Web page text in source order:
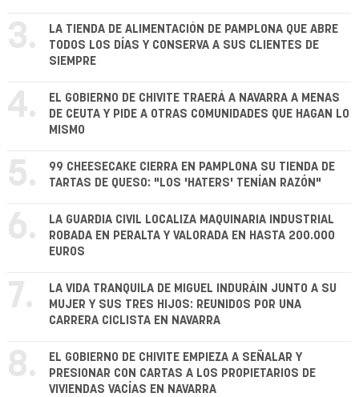
3.
LA TIENDA DE ALIMENTACIÓN DE PAMPLONA QUE ABRE
TODOS LOS DÍAS Y CONSERVA A SUS CLIENTES DE
SIEMPRE
4.
EL GOBIERNO DE CHIVITE TRAERÁ A NAVARRA A MENAS
DE CEUTA Y PIDE A OTRAS COMUNIDADES QUE HAGAN LO
MISMO
5.
99 CHEESECAKE CIERRA EN PAMPLONA SU TIENDA DE
TARTAS DE QUESO: "LOS 'HATERS' TENÍAN RAZÓN"
6.
LA GUARDIA CIVIL LOCALIZA MAQUINARIA INDUSTRIAL
ROBADA EN PERALTA Y VALORADA EN HASTA 200.000
EUROS
7.
LA VIDA TRANQUILA DE MIGUEL INDURÁIN JUNTO A SU
MUJER Y SUS TRES HIJOS: REUNIDOS POR UNA
CARRERA CICLISTA EN NAVARRA
8.
EL GOBIERNO DE CHIVITE EMPIEZA A SEÑALAR Y
PRESIONAR CON CARTAS A LOS PROPIETARIOS DE
VIVIENDAS VACÍAS EN NAVARRA